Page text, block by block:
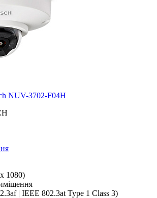
NUV-3702-F04H
1080)
| IEEE 802.3at Type 1 Class 3)